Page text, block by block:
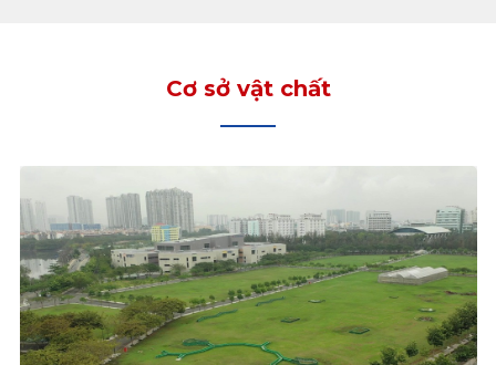
Cơ sở vật chất